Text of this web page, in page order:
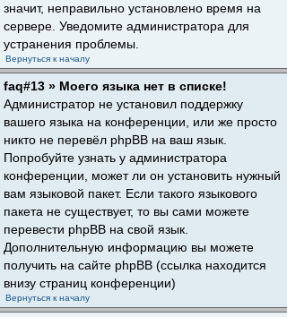
значит, неправильно установлено время на
сервере. Уведомите администратора для
устранения проблемы.
Вернуться к началу
faq#13 » Моего языка нет в списке!
Администратор не установил поддержку
вашего языка на конференции, или же просто
никто не перевёл phpBB на ваш язык.
Попробуйте узнать у администратора
конференции, может ли он установить нужный
вам языковой пакет. Если такого языкового
пакета не существует, то вы сами можете
перевести phpBB на свой язык.
Дополнительную информацию вы можете
получить на сайте phpBB (ссылка находится
внизу страниц конференции)
Вернуться к началу